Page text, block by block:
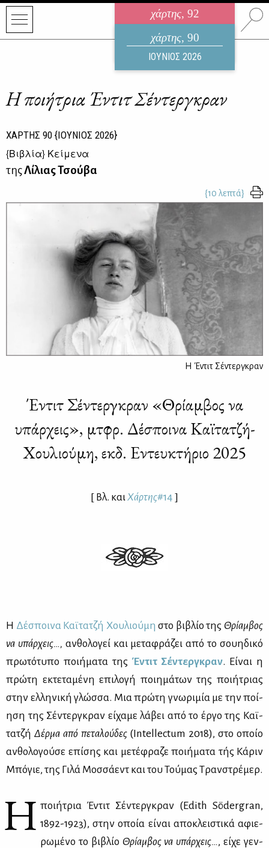
χάρτης, 92
ηλεκτρονικό περιοδικό
ΑΥΓΟΥΣΤΟΣ 2026
χάρτης, 90
ΙΟΥΝΙΟΣ 2026
Η ποιήτρια Έντιτ Σέντεργκραν
ΧΑΡΤΗΣ 90 {ΙΟΥΝΙΟΣ 2026}
{Βιβλία} Κείμενα
τηςΛίλιας Τσούβα
{10 λεπτά}
Η Έντιτ Σέντεργκραν
Έντιτ Σέντεργκραν «Θρίαμβος να
υπάρχεις», μτφρ. Δέσποινα Καϊτατζή-
Χουλιούμη, εκδ. Εντευκτήριο 2025
[ Βλ. καιΧάρ­της#14 ]
Η Δέ­σποι­να Καϊ­τα­τζή Χου­λιού­μη στο βι­βλίο της Θρί­αμ­βος
να υπάρ­χεις…, αν­θο­λο­γεί και με­τα­φρά­ζει από το σου­η­δι­κό
πρω­τό­τυ­πο ποι­ή­μα­τα της Έντιτ Σέ­ντερ­γκραν. Εί­ναι η
πρώ­τη εκτε­τα­μέ­νη επι­λο­γή ποι­η­μά­των της ποι­ή­τριας
στην ελ­λη­νι­κή γλώσ­σα. Μια πρώ­τη γνω­ρι­μία με την ποί­
η­ση της Σέ­ντερ­γκραν εί­χα­με λά­βει από το έρ­γο της Καϊ­
τα­τζή Δέρ­μα από πε­τα­λού­δες(Intellectum 2018), στο οποίο
αν­θο­λο­γού­σε επί­σης και με­τέ­φρα­ζε ποι­ή­μα­τα τής Κά­ριν
Μπό­γιε, της Γι­λά Μοσ­σά­εντ και του Τού­μας Τραν­στρέ­μερ.
Η ποι­ή­τρια Έντιτ Σέ­ντερ­γκραν (Edith Södergran,
1892-1923), στην οποία εί­ναι απο­κλει­στι­κά αφιε­
ρω­μέ­νο το βι­βλίο Θρί­αμ­βος να υπάρ­χεις…, εί­χε γεν­